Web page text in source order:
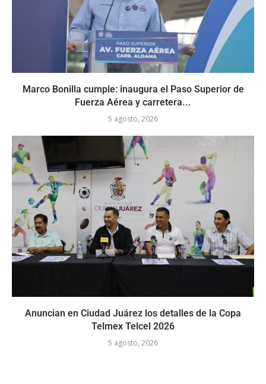
Marco Bonilla cumple: inaugura el Paso Superior de
Fuerza Aérea y carretera...
5 agosto, 2026
Anuncian en Ciudad Juárez los detalles de la Copa
Telmex Telcel 2026
5 agosto, 2026